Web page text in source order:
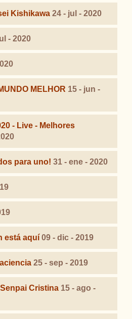
Kishikawa 24 - jul - 2020
- 2020
MELHOR 15 - jun -
- Live - Melhores
para uno! 31 - ene - 2020
está aquí 09 - dic - 2019
25 - sep - 2019
Cristina 15 - ago -